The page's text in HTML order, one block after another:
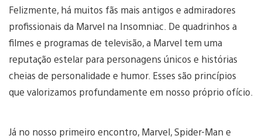
Felizmente, há muitos fãs mais antigos e admiradores
profissionais da Marvel na Insomniac. De quadrinhos a
filmes e programas de televisão, a Marvel tem uma
reputação estelar para personagens únicos e histórias
cheias de personalidade e humor. Esses são princípios
que valorizamos profundamente em nosso próprio ofício.
Já no nosso primeiro encontro, Marvel, Spider-Man e